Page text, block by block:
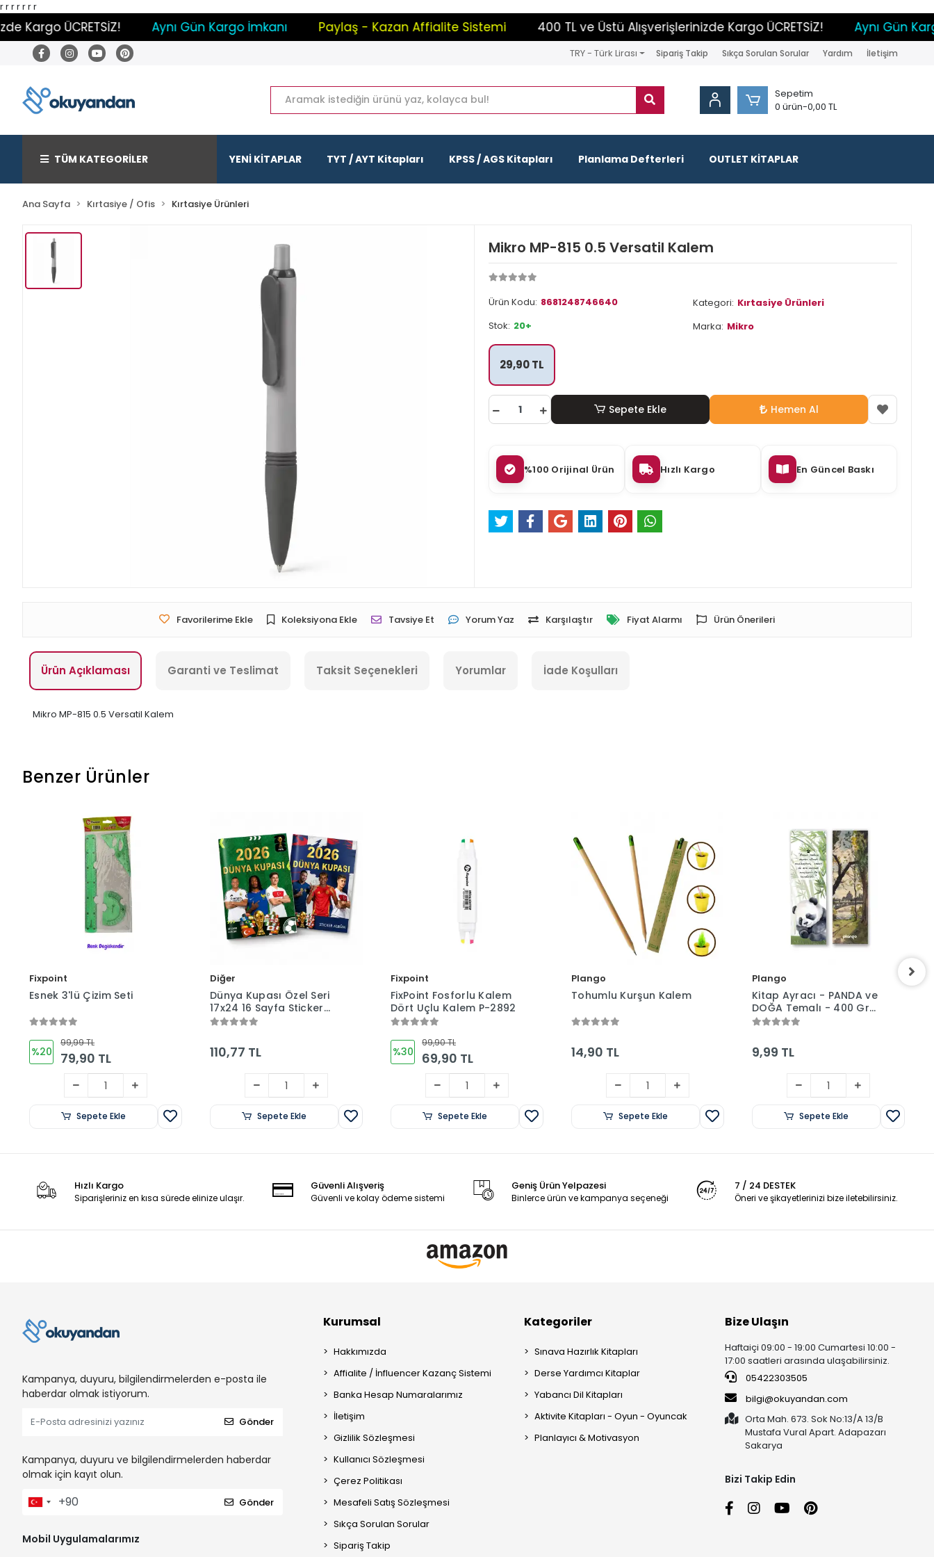
rrrrr r r
ÜCRETSİZ! Aynı Gün Kargo İmkanı Paylaş - Kazan Affialite Sistemi 400 TL ve Üstü Alışverişlerinizde Kargo ÜCRETSİZ! Aynı Gün Kargo
TRY - Türk Lirası Sipariş Takip Sıkça Sorulan Sorular Yardım İletişim
Sepetim
0 ürün-0,00 TL
TÜM KATEGORİLER YENİ KİTAPLAR TYT / AYT Kitapları KPSS / AGS Kitapları Planlama Defterleri OUTLET KİTAPLAR
Ana Sayfa Kırtasiye / Ofis Kırtasiye Ürünleri
Mikro MP-815 0.5 Versatil Kalem
Ürün Kodu: 8681248746640 Kategori: Kırtasiye Ürünleri
Stok: 20+ Marka: Mikro
29,90 TL
Sepete Ekle Hemen Al
%100 Orijinal Ürün Hızlı Kargo En Güncel Baskı
Favorilerime Ekle Koleksiyona Ekle Tavsiye Et Yorum Yaz Karşılaştır Fiyat Alarmı Ürün Önerileri
Ürün Açıklaması Garanti ve Teslimat Taksit Seçenekleri Yorumlar İade Koşulları
Mikro MP-815 0.5 Versatil Kalem
Benzer Ürünler
Fixpoint
Esnek 3'lü Çizim Seti
%20
99,99 TL
79,90 TL
Sepete Ekle
Diğer
Dünya Kupası Özel Seri
17x24 16 Sayfa Sticker
Albüm (Mavi veya Yeşil)
110,77 TL
Sepete Ekle
Fixpoint
FixPoint Fosforlu Kalem
Dört Uçlu Kalem P-2892
%30
99,90 TL
69,90 TL
Sepete Ekle
Plango
Tohumlu Kurşun Kalem
14,90 TL
Sepete Ekle
Plango
Kitap Ayracı - PANDA ve
DOĞA Temalı - 400 Gr
Karton
9,99 TL
Sepete Ekle
Hızlı Kargo
Siparişleriniz en kısa sürede elinize ulaşır.
Güvenli Alışveriş
Güvenli ve kolay ödeme sistemi
Geniş Ürün Yelpazesi
Binlerce ürün ve kampanya seçeneği
7 / 24 DESTEK
Öneri ve şikayetlerinizi bize iletebilirsiniz.
Kampanya, duyuru, bilgilendirmelerden e-posta ile
haberdar olmak istiyorum.
Gönder
Kampanya, duyuru ve bilgilendirmelerden haberdar
olmak için kayıt olun.
Gönder
Mobil Uygulamalarımız
Kurumsal
Hakkımızda
Affialite / İnfluencer Kazanç Sistemi
Banka Hesap Numaralarımız
İletişim
Gizlilik Sözleşmesi
Kullanıcı Sözleşmesi
Çerez Politikası
Mesafeli Satış Sözleşmesi
Sıkça Sorulan Sorular
Sipariş Takip
Kategoriler
Sınava Hazırlık Kitapları
Derse Yardımcı Kitaplar
Yabancı Dil Kitapları
Aktivite Kitapları - Oyun - Oyuncak
Planlayıcı & Motivasyon
Bize Ulaşın
Haftaiçi 09:00 - 19:00 Cumartesi 10:00 -
17:00 saatleri arasında ulaşabilirsiniz.
05422303505
bilgi@okuyandan.com
Orta Mah. 673. Sok No:13/A 13/B
Mustafa Vural Apart. Adapazarı
Sakarya
Bizi Takip Edin